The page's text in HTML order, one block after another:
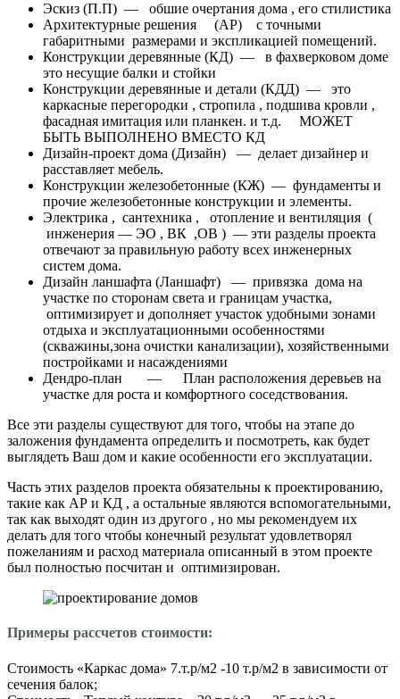
Эскиз (П.П) — обшие очертания дома , его стилистика
Архитектурные решения (АР) с точными
габаритными размерами и экспликацией помещений.
Конструкции деревянные (КД) — в фахверковом доме
это несущие балки и стойки
Конструкции деревянные и детали (КДД) — это
каркасные перегородки , стропила , подшива кровли ,
фасадная имитация или планкен. и т.д. МОЖЕТ
БЫТЬ ВЫПОЛНЕНО ВМЕСТО КД
Дизайн-проект дома (Дизайн) — делает дизайнер и
расставляет мебель.
Конструкции железобетонные (КЖ) — фундаменты и
прочие железобетонные конструкции и элементы.
Электрика , сантехника , отопление и вентиляция (
инженерия — ЭО , ВК ,ОВ ) — эти разделы проекта
отвечают за правильную работу всех инженерных
систем дома.
Дизайн ланшафта (Ланшафт) — привязка дома на
участке по сторонам света и границам участка,
оптимизирует и дополняет участок удобными зонами
отдыха и эксплуатационными особенностями
(скважины,зона очистки канализации), хозяйственными
постройками и насаждениями
Дендро-план — План расположения деревьев на
участке для роста и комфортного соседствования.
Все эти разделы существуют для того, чтобы на этапе до
заложения фундамента определить и посмотреть, как будет
выглядеть Ваш дом и какие особенности его эксплуатации.
Часть этих разделов проекта обязательны к проектированию,
такие как АР и КД , а остальные являются вспомогательными,
так как выходят один из другого , но мы рекомендуем их
делать для того чтобы конечный результат удовлетворял
пожеланиям и расход материала описанный в этом проекте
был полностью посчитан и оптимизирован.
Примеры рассчетов стоимости:
Стоимость «Каркас дома» 7.т.р/м2 -10 т.р/м2 в зависимости от
сечения балок;